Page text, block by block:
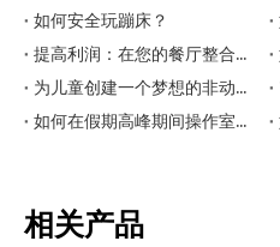
如何安全玩蹦床？
提高利润：在您的餐厅整合一个迷你室内公园
为儿童创建一个梦想的非动力乐园
如何在假期高峰期间操作室内公园？
相关产品